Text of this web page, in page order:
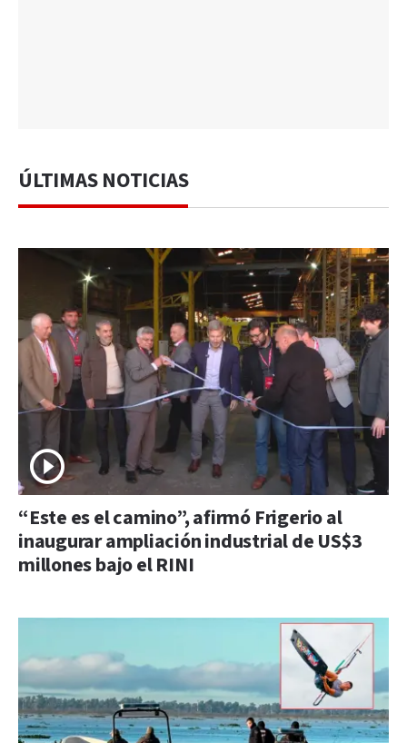
ÚLTIMAS NOTICIAS
“Este es el camino”, afirmó Frigerio al
inaugurar ampliación industrial de US$3
millones bajo el RINI